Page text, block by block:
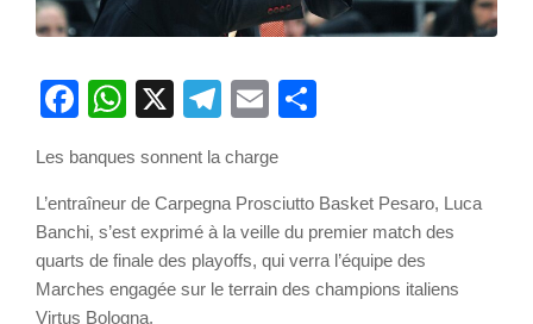
Facebook
WhatsApp
X Telegram
Email
Les banques sonnent la charge
L’entraîneur de Carpegna Prosciutto Basket Pesaro, Luca
Banchi, s’est exprimé à la veille du premier match des
quarts de finale des playoffs, qui verra l’équipe des
Marches engagée sur le terrain des champions italiens
Virtus Bologna.